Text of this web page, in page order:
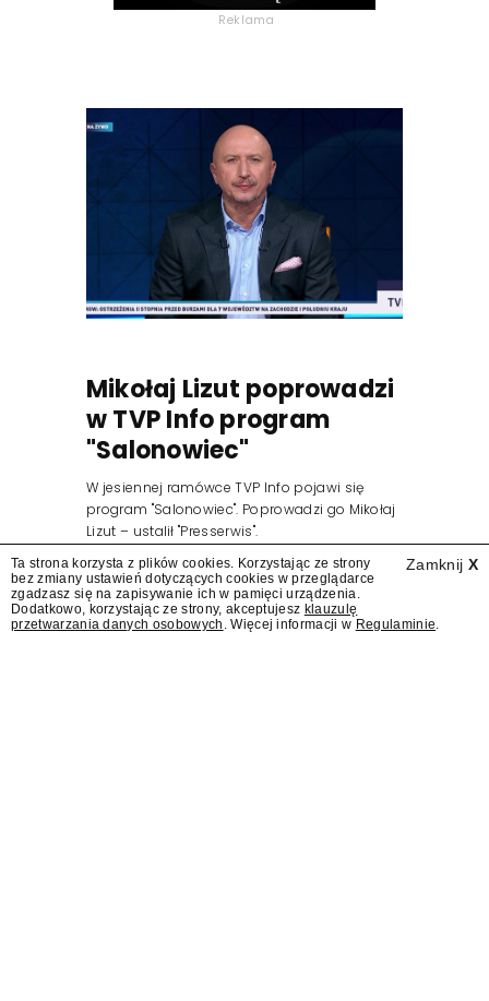
Reklama
Mikołaj Lizut poprowadzi
w TVP Info program
"Salonowiec"
W jesiennej ramówce TVP Info pojawi się
program "Salonowiec". Poprowadzi go Mikołaj
Lizut – ustalił "Presserwis".
Zamknij X
Ta strona korzysta z plików cookies. Korzystając ze strony
bez zmiany ustawień dotyczących cookies w przeglądarce
zgadzasz się na zapisywanie ich w pamięci urządzenia.
Dodatkowo, korzystając ze strony, akceptujesz klauzulę
przetwarzania danych osobowych . Więcej informacji w Regulaminie.